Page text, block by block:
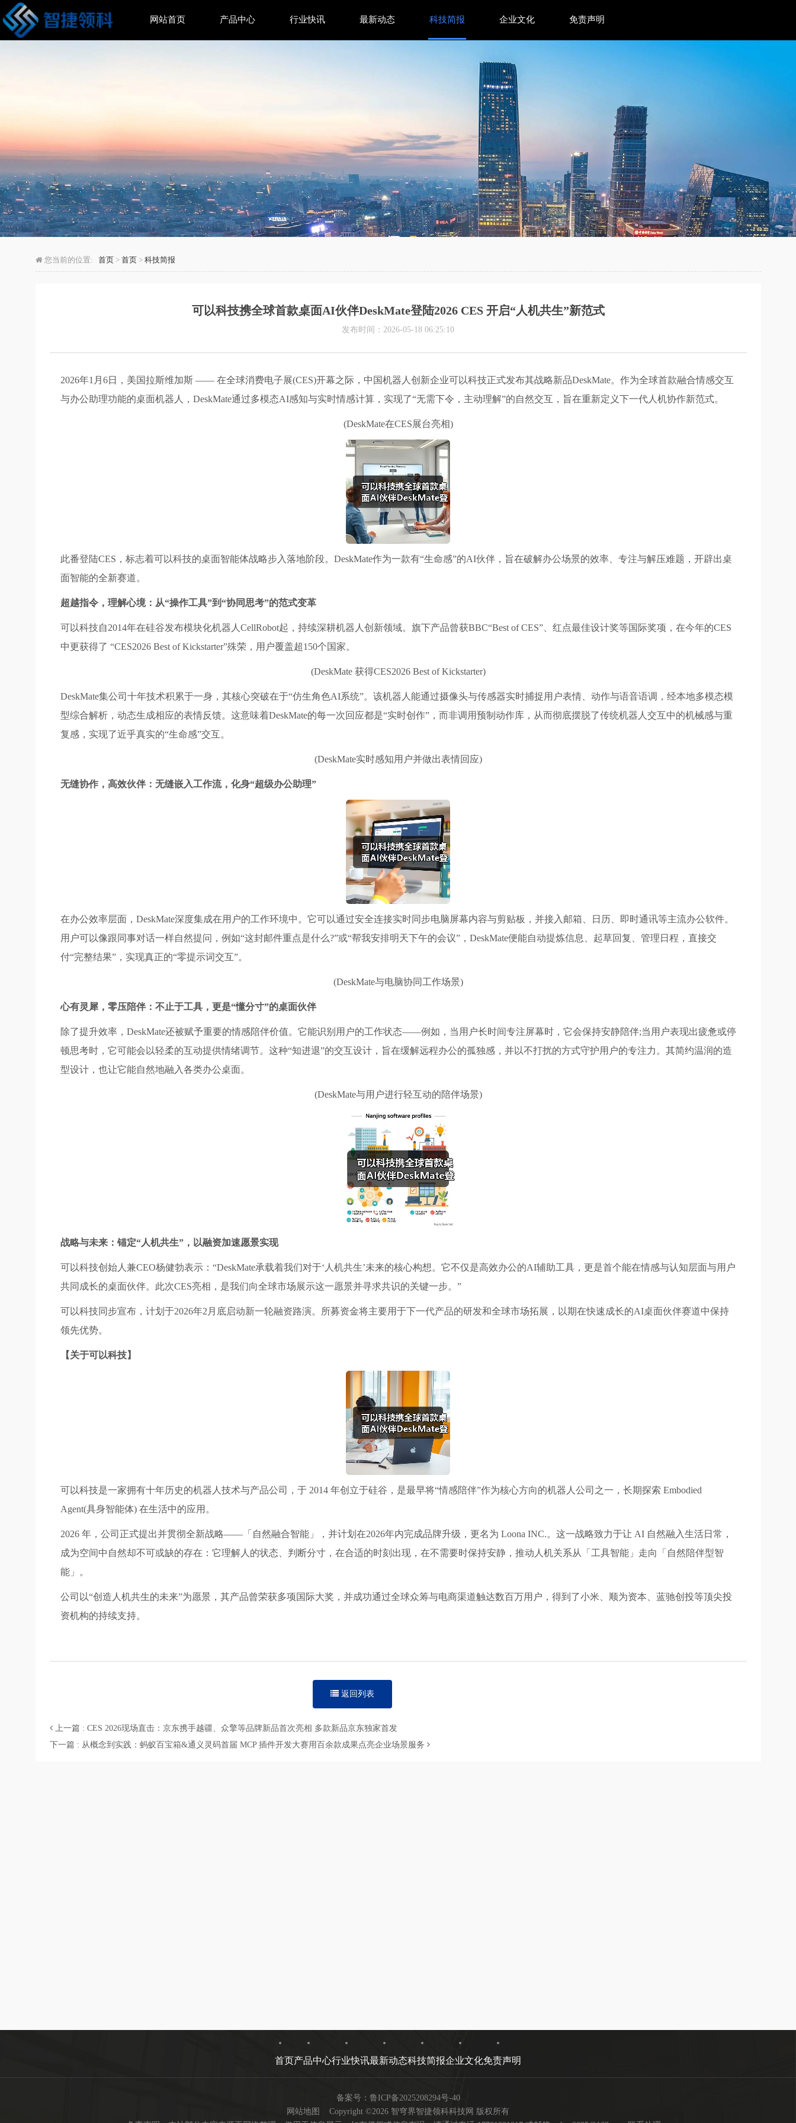
可以科技携全球首款桌面AI伙伴DeskMate登陆2026 CES 开启“人机共生
网站首页 产品中心 行业快讯 最新动态 科技简报 企业文化 免责声明
您当前的位置: 首页 > 首页 > 科技简报
可以科技携全球首款桌面AI伙伴DeskMate登陆2026 CES 开启“人机共生”新范式
发布时间：2026-05-18 06:25:10
2026年1月6日，美国拉斯维加斯 —— 在全球消费电子展(CES)开幕之际，中国机器人创新企业可以科技正式发布其战略新品DeskMate。作为全球首款融合情感交互
与办公助理功能的桌面机器人，DeskMate通过多模态AI感知与实时情感计算，实现了“无需下令，主动理解”的自然交互，旨在重新定义下一代人机协作新范式。
(DeskMate在CES展台亮相)
此番登陆CES，标志着可以科技的桌面智能体战略步入落地阶段。DeskMate作为一款有“生命感”的AI伙伴，旨在破解办公场景的效率、专注与解压难题，开辟出桌
面智能的全新赛道。
超越指令，理解心境：从“操作工具”到“协同思考”的范式变革
可以科技自2014年在硅谷发布模块化机器人CellRobot起，持续深耕机器人创新领域。旗下产品曾获BBC“Best of CES”、红点最佳设计奖等国际奖项，在今年的CES
中更获得了 “CES2026 Best of Kickstarter”殊荣，用户覆盖超150个国家。
(DeskMate 获得CES2026 Best of Kickstarter)
DeskMate集公司十年技术积累于一身，其核心突破在于“仿生角色AI系统”。该机器人能通过摄像头与传感器实时捕捉用户表情、动作与语音语调，经本地多模态模
型综合解析，动态生成相应的表情反馈。这意味着DeskMate的每一次回应都是“实时创作”，而非调用预制动作库，从而彻底摆脱了传统机器人交互中的机械感与重
复感，实现了近乎真实的“生命感”交互。
(DeskMate实时感知用户并做出表情回应)
无缝协作， 高效伙伴：无缝嵌入工作流，化身“超级办公助理”
在办公效率层面，DeskMate深度集成在用户的工作环境中。它可以通过安全连接实时同步电脑屏幕内容与剪贴板，并接入邮箱、日历、即时通讯等主流办公软件。
用户可以像跟同事对话一样自然提问，例如“这封邮件重点是什么?”或“帮我安排明天下午的会议”，DeskMate便能自动提炼信息、起草回复、管理日程，直接交
付“完整结果”，实现真正的“零提示词交互”。
(DeskMate与电脑协同工作场景)
心有灵犀，零压陪伴：不止于工具，更是“懂分寸”的桌面伙伴
除了提升效率，DeskMate还被赋予重要的情感陪伴价值。它能识别用户的工作状态——例如，当用户长时间专注屏幕时，它会保持安静陪伴;当用户表现出疲惫或停
顿思考时，它可能会以轻柔的互动提供情绪调节。这种“知进退”的交互设计，旨在缓解远程办公的孤独感，并以不打扰的方式守护用户的专注力。其简约温润的造
型设计，也让它能自然地融入各类办公桌面。
(DeskMate与用户进行轻互动的陪伴场景)
战略与未来：锚定“人机共生”，以融资加速愿景实现
可以科技创始人兼CEO杨健勃表示：“DeskMate承载着我们对于‘人机共生’未来的核心构想。它不仅是高效办公的AI辅助工具，更是首个能在情感与认知层面与用户
共同成长的桌面伙伴。此次CES亮相，是我们向全球市场展示这一愿景并寻求共识的关键一步。”
可以科技同步宣布，计划于2026年2月底启动新一轮融资路演。所募资金将主要用于下一代产品的研发和全球市场拓展，以期在快速成长的AI桌面伙伴赛道中保持
领先优势。
【关于可以科技】
可以科技是一家拥有十年历史的机器人技术与产品公司，于 2014 年创立于硅谷，是最早将“情感陪伴”作为核心方向的机器人公司之一，长期探索 Embodied
Agent(具身智能体) 在生活中的应用。
2026 年，公司正式提出并贯彻全新战略——「自然融合智能」，并计划在2026年内完成品牌升级，更名为 Loona INC.。这一战略致力于让 AI 自然融入生活日常，
成为空间中自然却不可或缺的存在：它理解人的状态、判断分寸，在合适的时刻出现，在不需要时保持安静，推动人机关系从「工具智能」走向「自然陪伴型智
能」。
公司以“创造人机共生的未来”为愿景，其产品曾荣获多项国际大奖，并成功通过全球众筹与电商渠道触达数百万用户，得到了小米、顺为资本、蓝驰创投等顶尖投
资机构的持续支持。
返回列表
上一篇 : CES 2026现场直击：京东携手越疆、众擎等品牌新品首次亮相 多款新品京东独家首发
下一篇 : 从概念到实践：蚂蚁百宝箱&通义灵码首届 MCP 插件开发大赛用百余款成果点亮企业场景服务
首页产品中心行业快讯最新动态科技简报企业文化免责声明
备案号： 鲁ICP备2025208294号-40
网站地图
Copyright ©2026 智穹界智捷领科科技网 版权所有